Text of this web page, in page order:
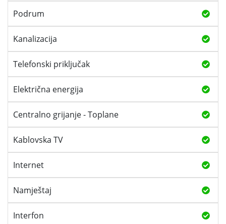
Podrum
Kanalizacija
Telefonski priključak
Električna energija
Centralno grijanje - Toplane
Kablovska TV
Internet
Namještaj
Interfon